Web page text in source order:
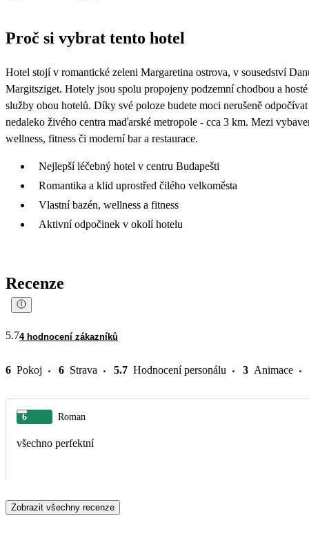
23 24
30
5 269
Proč si vybrat tento hotel
Hotel stojí v romantické zeleni Margaretina ostrova, v sousedství
Margitsziget. Hotely jsou spolu propojeny podzemní chodbou a
služby obou hotelů. Díky své poloze budete moci nerušeně
nedaleko živého centra maďarské metropole - cca 3 km. Mezi
wellness, fitness či moderní bar a restaurace.
Nejlepší léčebný hotel v centru Budapešti
Romantika a klid uprostřed čilého velkoměsta
Vlastní bazén, wellness a fitness
Aktivní odpočinek v okolí hotelu
Recenze
5.74 hodnocení zákazníků
6 Pokoj 6 Strava 5.7 Hodnocení personálu 3 Animace
6 Roman
všechno perfektní
Zobrazit všechny recenze